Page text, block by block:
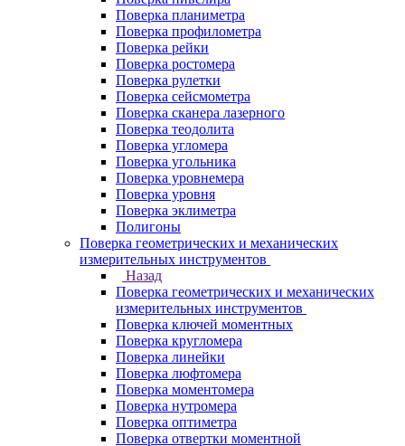
Поверка планиметра
Поверка профилометра
Поверка рейки
Поверка ростомера
Поверка рулетки
Поверка сейсмометра
Поверка сканера лазерного
Поверка теодолита
Поверка угломера
Поверка угольника
Поверка уровнемера
Поверка уровня
Поверка эклиметра
Полигоны
Поверка геометрических и механических
измерительных инструментов
Назад
Поверка геометрических и механических
измерительных инструментов
Поверка ключей моментных
Поверка кругломера
Поверка линейки
Поверка люфтомера
Поверка моментомера
Поверка нутромера
Поверка оптиметра
Поверка отвертки моментной